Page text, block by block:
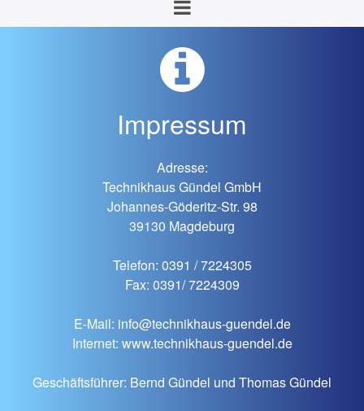
Impressum
Adresse:
Technikhaus Gündel GmbH
Johannes-Göderitz-Str. 98
39130 Magdeburg
Telefon: 0391 / 7224305
Fax: 0391/ 7224309
E-Mail: info@technikhaus-guendel.de
Internet: www.technikhaus-guendel.de
Geschäftsführer: Bernd Gündel und Thomas Gündel